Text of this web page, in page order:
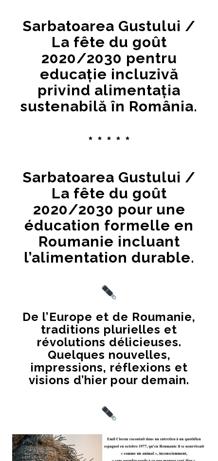
Sarbatoarea Gustului /
La fête du goût
2020/2030 pentru
educație incluzivă
privind alimentația
sustenabilă în România.
* * * * *
Sarbatoarea Gustului /
La fête du goût
2020/2030 pour une
éducation formelle en
Roumanie incluant
l’alimentation durable.
De l’Europe et de Roumanie,
traditions plurielles et
révolutions délicieuses.
Quelques nouvelles,
impressions, réflexions et
visions d’hier pour demain.